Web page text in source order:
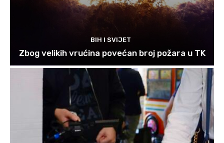
BIH I SVIJET
Zbog velikih vrućina povećan broj požara u TK